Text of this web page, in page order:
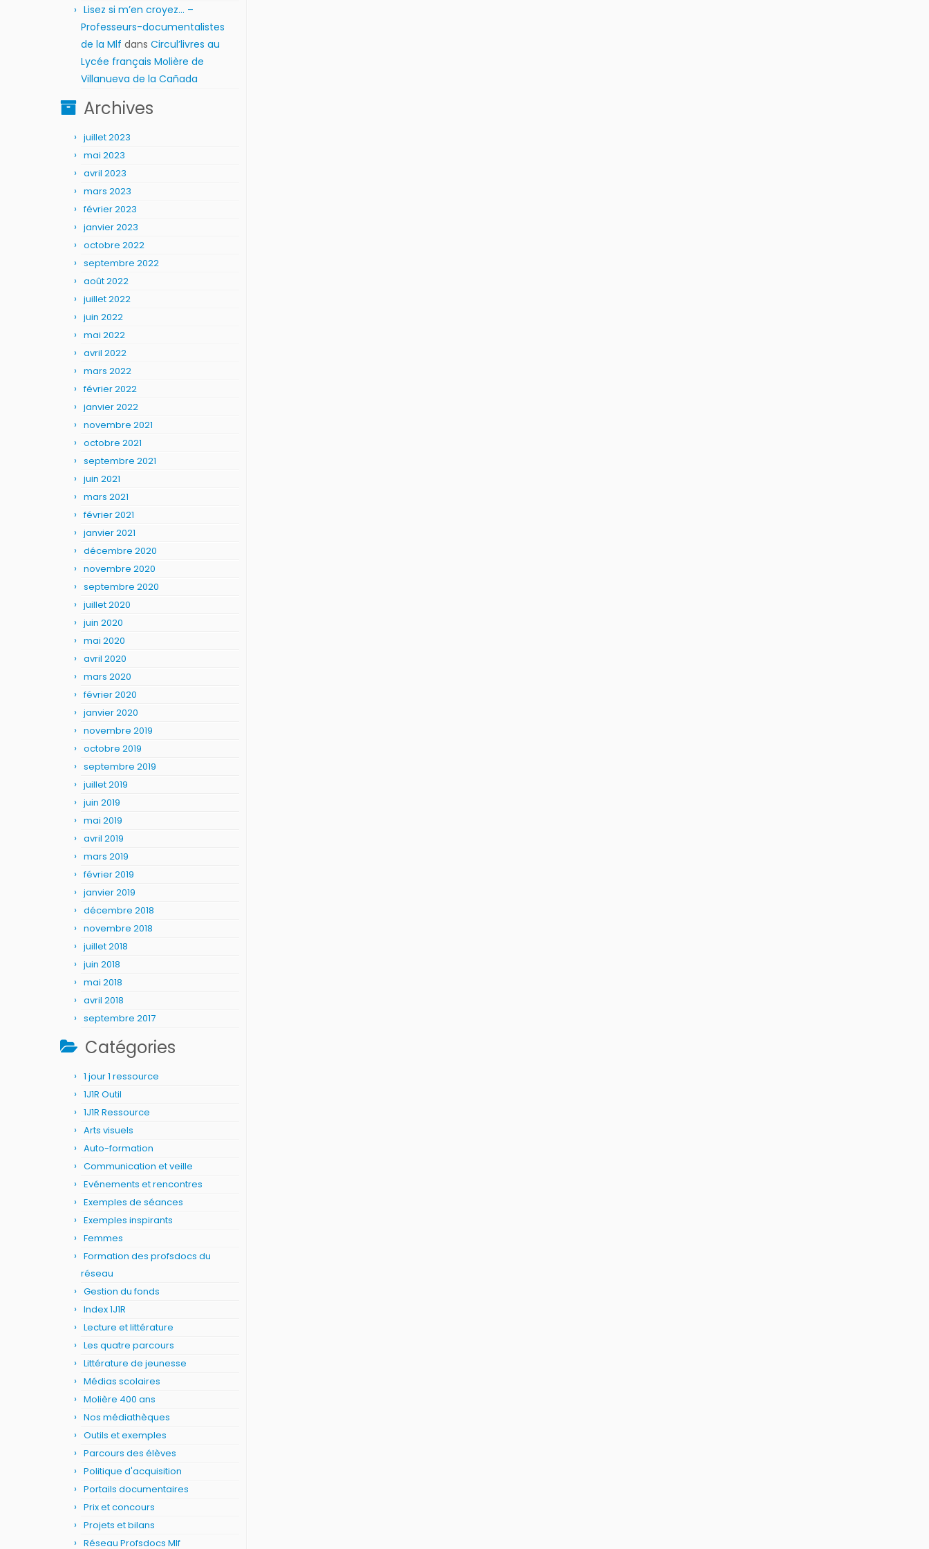
Lisez si m’en croyez… –
Professeurs-documentalistes
de la Mlf dans Circul’livres au
Lycée français Molière de
Villanueva de la Cañada
Archives
juillet 2023
mai 2023
avril 2023
mars 2023
février 2023
janvier 2023
octobre 2022
septembre 2022
août 2022
juillet 2022
juin 2022
mai 2022
avril 2022
mars 2022
février 2022
janvier 2022
novembre 2021
octobre 2021
septembre 2021
juin 2021
mars 2021
février 2021
janvier 2021
décembre 2020
novembre 2020
septembre 2020
juillet 2020
juin 2020
mai 2020
avril 2020
mars 2020
février 2020
janvier 2020
novembre 2019
octobre 2019
septembre 2019
juillet 2019
juin 2019
mai 2019
avril 2019
mars 2019
février 2019
janvier 2019
décembre 2018
novembre 2018
juillet 2018
juin 2018
mai 2018
avril 2018
septembre 2017
Catégories
1 jour 1 ressource
1J1R Outil
1J1R Ressource
Arts visuels
Auto-formation
Communication et veille
Evénements et rencontres
Exemples de séances
Exemples inspirants
Femmes
Formation des profsdocs du
réseau
Gestion du fonds
Index 1J1R
Lecture et littérature
Les quatre parcours
Littérature de jeunesse
Médias scolaires
Molière 400 ans
Nos médiathèques
Outils et exemples
Parcours des élèves
Politique d'acquisition
Portails documentaires
Prix et concours
Projets et bilans
Réseau Profsdocs Mlf